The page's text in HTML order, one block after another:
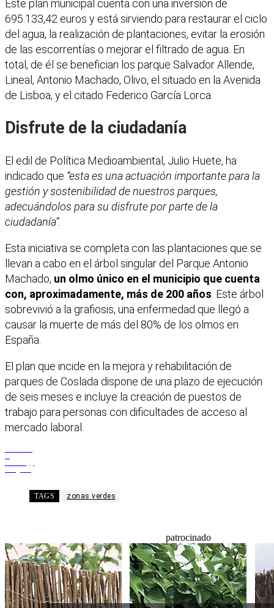
Este plan municipal cuenta con una inversión de
695.133,42 euros y está sirviendo para restaurar el ciclo
del agua, la realización de plantaciones, evitar la erosión
de las escorrentías o mejorar el filtrado de agua. En
total, de él se benefician los parque Salvador Allende,
Lineal, Antonio Machado, Olivo, el situado en la Avenida
de Lisboa, y el citado Federico García Lorca.
Disfrute de la ciudadanía
El edil de Política Medioambiental, Julio Huete, ha
indicado que “esta es una actuación importante para la
gestión y sostenibilidad de nuestros parques,
adecuándolos para su disfrute por parte de la
ciudadanía”.
Esta iniciativa se completa con las plantaciones que se
llevan a cabo en el árbol singular del Parque Antonio
Machado, un olmo único en el municipio que cuenta
con, aproximadamente, más de 200 años . Este árbol
sobrevivió a la grafiosis, una enfermedad que llegó a
causar la muerte de más del 80% de los olmos en
España.
El plan que incide en la mejora y rehabilitación de
parques de Coslada dispone de una plazo de ejecución
de seis meses e incluye la creación de puestos de
trabajo para personas con dificultades de acceso al
mercado laboral.
TAGS zonas verdes
patrocinado